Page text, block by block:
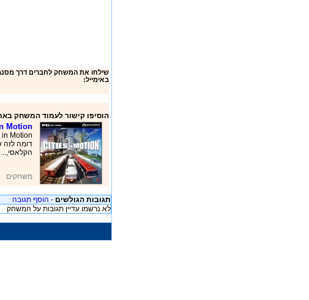
באימייל:
הוסיפו קישור לעמוד המשחק
Motion
הקלאסי,...
משחקים
תגובות הגולשים - הוסף תגובה
לא נרשמו עדיין תגובות על המשחק